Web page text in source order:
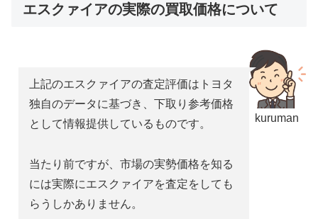
エスクァイアの実際の買取価格について
kuruman
上記のエスクァイアの査定評価はトヨタ
独自のデータに基づき、下取り参考価格
として情報提供しているものです。
当たり前ですが、市場の実勢価格を知る
には実際にエスクァイアを査定をしても
らうしかありません。